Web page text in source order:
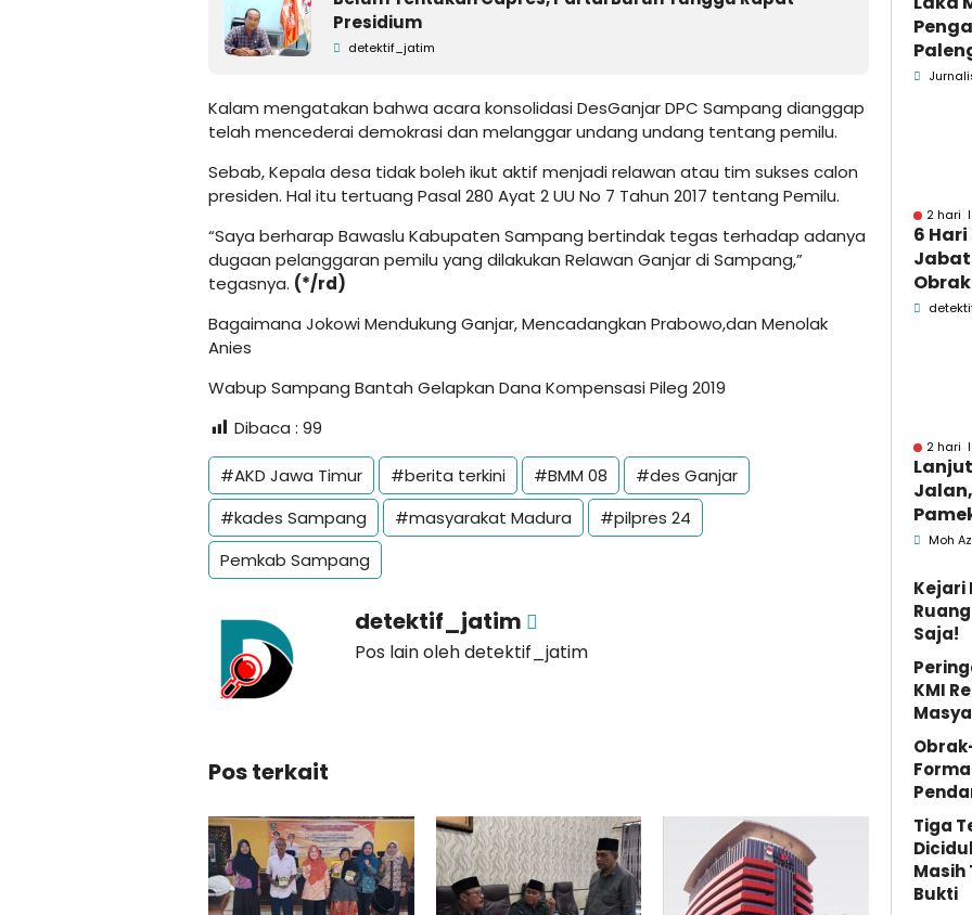
Presidium
detektif_jatim
Kalam mengatakan bahwa acara konsolidasi DesGanjar DPC Sampang dianggap
telah mencederai demokrasi dan melanggar undang undang tentang pemilu.
Sebab, Kepala desa tidak boleh ikut aktif menjadi relawan atau tim sukses calon
presiden. Hal itu tertuang Pasal 280 Ayat 2 UU No 7 Tahun 2017 tentang Pemilu.
“Saya berharap Bawaslu Kabupaten Sampang bertindak tegas terhadap adanya
dugaan pelanggaran pemilu yang dilakukan Relawan Ganjar di Sampang,”
tegasnya. (*/rd)
Bagaimana Jokowi Mendukung Ganjar, Mencadangkan Prabowo,dan Menolak
Anies
Wabup Sampang Bantah Gelapkan Dana Kompensasi Pileg 2019
Dibaca : 99
#AKD Jawa Timur #berita terkini #BMM 08
#des Ganjar
#kades Sampang
#masyarakat Madura
#pilpres 24
Pemkab Sampang
detektif_jatim
Pos lain oleh detektif_jatim
Pos terkait
2 hari
6
OPD
2 hari
Moh
Kejari
Saja!
KMI
Tiga
Bukti